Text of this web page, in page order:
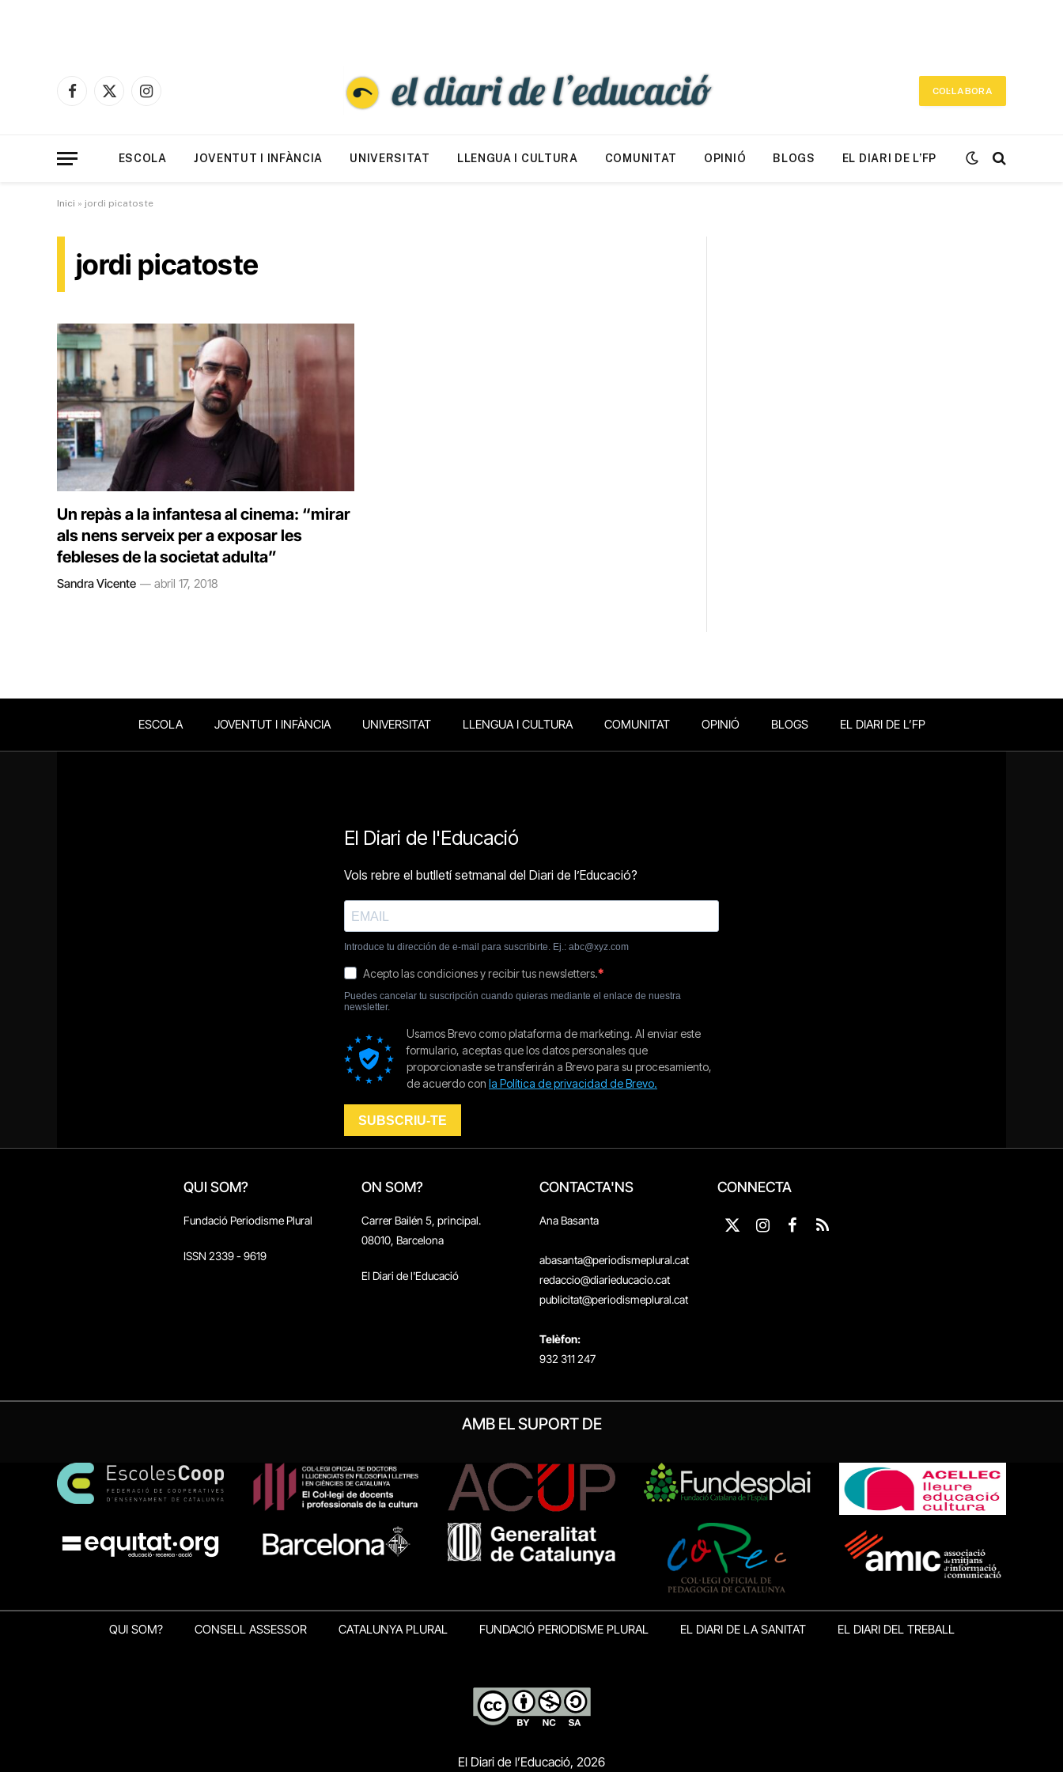
Facebook
X
Instagram
COL·LABORA
ESCOLA JOVENTUT I INFÀNCIA UNIVERSITAT LLENGUA I CULTURA COMUNITAT OPINIÓ BLOGS EL DIARI DE L’FP
Inici » jordi picatoste
jordi picatoste
Un repàs a la infantesa al cinema: “mirar
als nens serveix per a exposar les
febleses de la societat adulta”
Sandra Vicente abril 17, 2018
ESCOLA JOVENTUT I INFÀNCIA UNIVERSITAT LLENGUA I CULTURA COMUNITAT OPINIÓ BLOGS EL DIARI DE L’FP
QUI SOM?
Fundació Periodisme Plural
ISSN 2339 - 9619
ON SOM?
Carrer Bailén 5, principal.
08010, Barcelona
El Diari de l'Educació
CONTACTA'NS
Ana Basanta
abasanta@periodismeplural.cat
redaccio@diarieducacio.cat
publicitat@periodismeplural.cat
Telèfon:
932 311 247
CONNECTA
X
Instagram
Facebook
RSS
AMB EL SUPORT DE
QUI SOM? CONSELL ASSESSOR CATALUNYA PLURAL FUNDACIÓ PERIODISME PLURAL EL DIARI DE LA SANITAT EL DIARI DEL TREBALL
El Diari de l’Educació, 2026